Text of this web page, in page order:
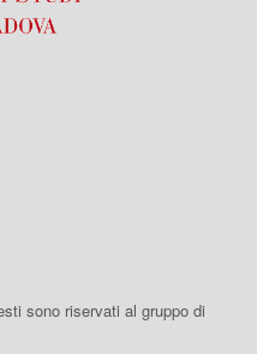
sono riservati al gruppo di